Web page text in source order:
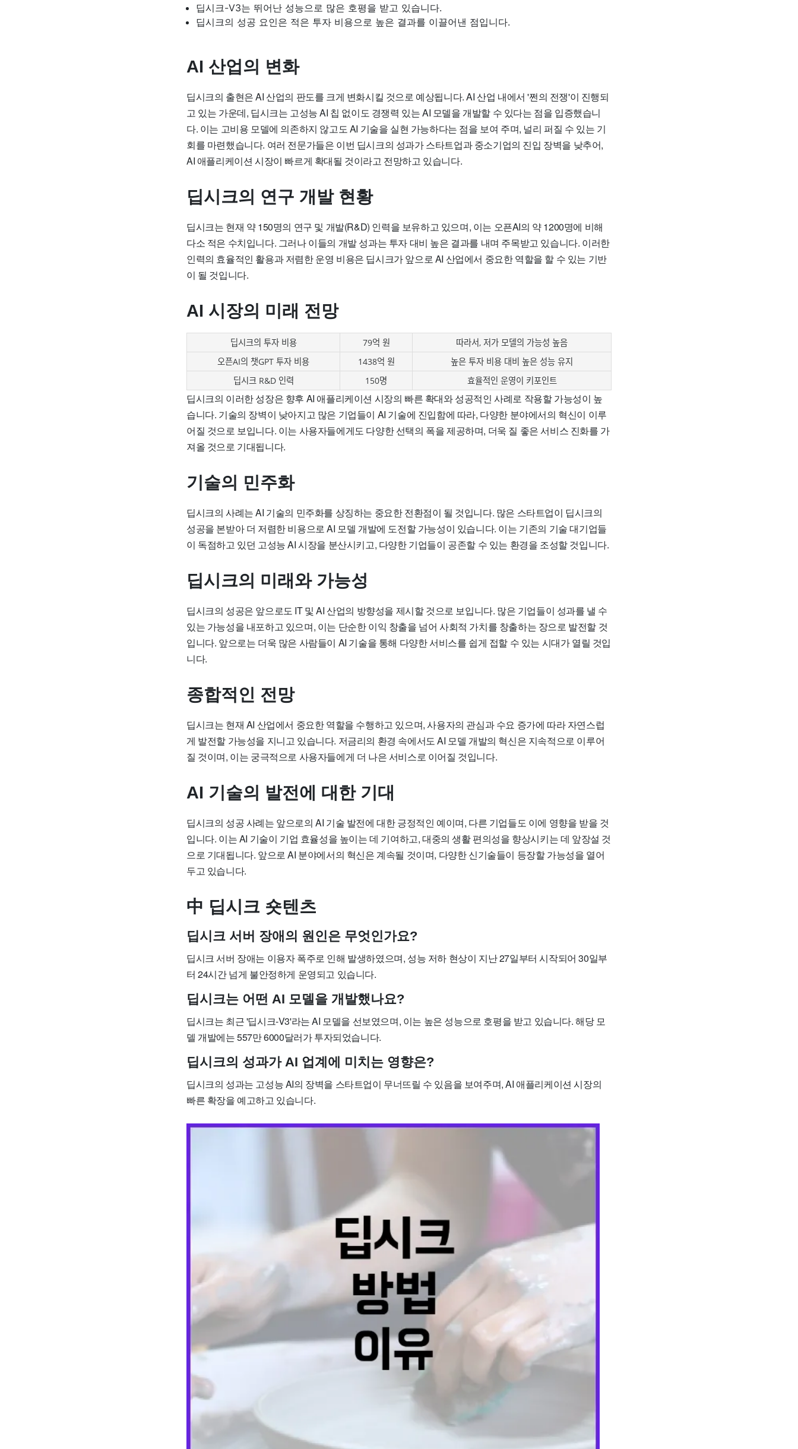
딥시크-V3는 뛰어난 성능으로 많은 호평을 받고 있습니다.
딥시크의 성공 요인은 적은 투자 비용으로 높은 결과를 이끌어낸 점입니다.
AI 산업의 변화
딥시크의 출현은 AI 산업의 판도를 크게 변화시킬 것으로 예상됩니다. AI 산업 내에서 '쩐의 전쟁'이 진행되
고 있는 가운데, 딥시크는 고성능 AI 칩 없이도 경쟁력 있는 AI 모델을 개발할 수 있다는 점을 입증했습니
다. 이는 고비용 모델에 의존하지 않고도 AI 기술을 실현 가능하다는 점을 보여 주며, 널리 퍼질 수 있는 기
회를 마련했습니다. 여러 전문가들은 이번 딥시크의 성과가 스타트업과 중소기업의 진입 장벽을 낮추어,
AI 애플리케이션 시장이 빠르게 확대될 것이라고 전망하고 있습니다.
딥시크의 연구 개발 현황
딥시크는 현재 약 150명의 연구 및 개발(R&D) 인력을 보유하고 있으며, 이는 오픈AI의 약 1200명에 비해
다소 적은 수치입니다. 그러나 이들의 개발 성과는 투자 대비 높은 결과를 내며 주목받고 있습니다. 이러한
인력의 효율적인 활용과 저렴한 운영 비용은 딥시크가 앞으로 AI 산업에서 중요한 역할을 할 수 있는 기반
이 될 것입니다.
AI 시장의 미래 전망
딥시크의 투자 비용 79억 원
따라서, 저가 모델의 가능성 높음
오픈AI의 챗GPT 투자 비용
1438억 원
높은 투자 비용 대비 높은 성능 유지
딥시크 R&D 인력
150명 효율적인 운영이 키포인트
딥시크의 이러한 성장은 향후 AI 애플리케이션 시장의 빠른 확대와 성공적인 사례로 작용할 가능성이 높
습니다. 기술의 장벽이 낮아지고 많은 기업들이 AI 기술에 진입함에 따라, 다양한 분야에서의 혁신이 이루
어질 것으로 보입니다. 이는 사용자들에게도 다양한 선택의 폭을 제공하며, 더욱 질 좋은 서비스 진화를 가
져올 것으로 기대됩니다.
기술의 민주화
딥시크의 사례는 AI 기술의 민주화를 상징하는 중요한 전환점이 될 것입니다. 많은 스타트업이 딥시크의
성공을 본받아 더 저렴한 비용으로 AI 모델 개발에 도전할 가능성이 있습니다. 이는 기존의 기술 대기업들
이 독점하고 있던 고성능 AI 시장을 분산시키고, 다양한 기업들이 공존할 수 있는 환경을 조성할 것입니다.
딥시크의 미래와 가능성
딥시크의 성공은 앞으로도 IT 및 AI 산업의 방향성을 제시할 것으로 보입니다. 많은 기업들이 성과를 낼 수
있는 가능성을 내포하고 있으며, 이는 단순한 이익 창출을 넘어 사회적 가치를 창출하는 장으로 발전할 것
입니다. 앞으로는 더욱 많은 사람들이 AI 기술을 통해 다양한 서비스를 쉽게 접할 수 있는 시대가 열릴 것입
니다.
종합적인 전망
딥시크는 현재 AI 산업에서 중요한 역할을 수행하고 있으며, 사용자의 관심과 수요 증가에 따라 자연스럽
게 발전할 가능성을 지니고 있습니다. 저금리의 환경 속에서도 AI 모델 개발의 혁신은 지속적으로 이루어
질 것이며, 이는 궁극적으로 사용자들에게 더 나은 서비스로 이어질 것입니다.
AI 기술의 발전에 대한 기대
딥시크의 성공 사례는 앞으로의 AI 기술 발전에 대한 긍정적인 예이며, 다른 기업들도 이에 영향을 받을 것
입니다. 이는 AI 기술이 기업 효율성을 높이는 데 기여하고, 대중의 생활 편의성을 향상시키는 데 앞장설 것
으로 기대됩니다. 앞으로 AI 분야에서의 혁신은 계속될 것이며, 다양한 신기술들이 등장할 가능성을 열어
두고 있습니다.
中 딥시크 숏텐츠
딥시크 서버 장애의 원인은 무엇인가요?
딥시크 서버 장애는 이용자 폭주로 인해 발생하였으며, 성능 저하 현상이 지난 27일부터 시작되어 30일부
터 24시간 넘게 불안정하게 운영되고 있습니다.
딥시크는 어떤 AI 모델을 개발했나요?
딥시크는 최근 '딥시크-V3'라는 AI 모델을 선보였으며, 이는 높은 성능으로 호평을 받고 있습니다. 해당 모
델 개발에는 557만 6000달러가 투자되었습니다.
딥시크의 성과가 AI 업계에 미치는 영향은?
딥시크의 성과는 고성능 AI의 장벽을 스타트업이 무너뜨릴 수 있음을 보여주며, AI 애플리케이션 시장의
빠른 확장을 예고하고 있습니다.